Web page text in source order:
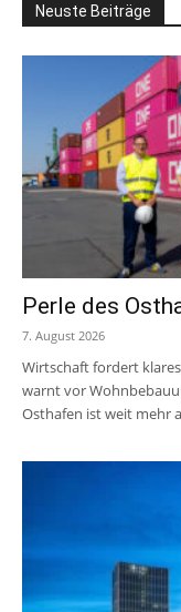
Neuste Beiträge
Perle des
7. August 2026
Wirtschaft fordert
warnt vor
Osthafen ist weit mehr